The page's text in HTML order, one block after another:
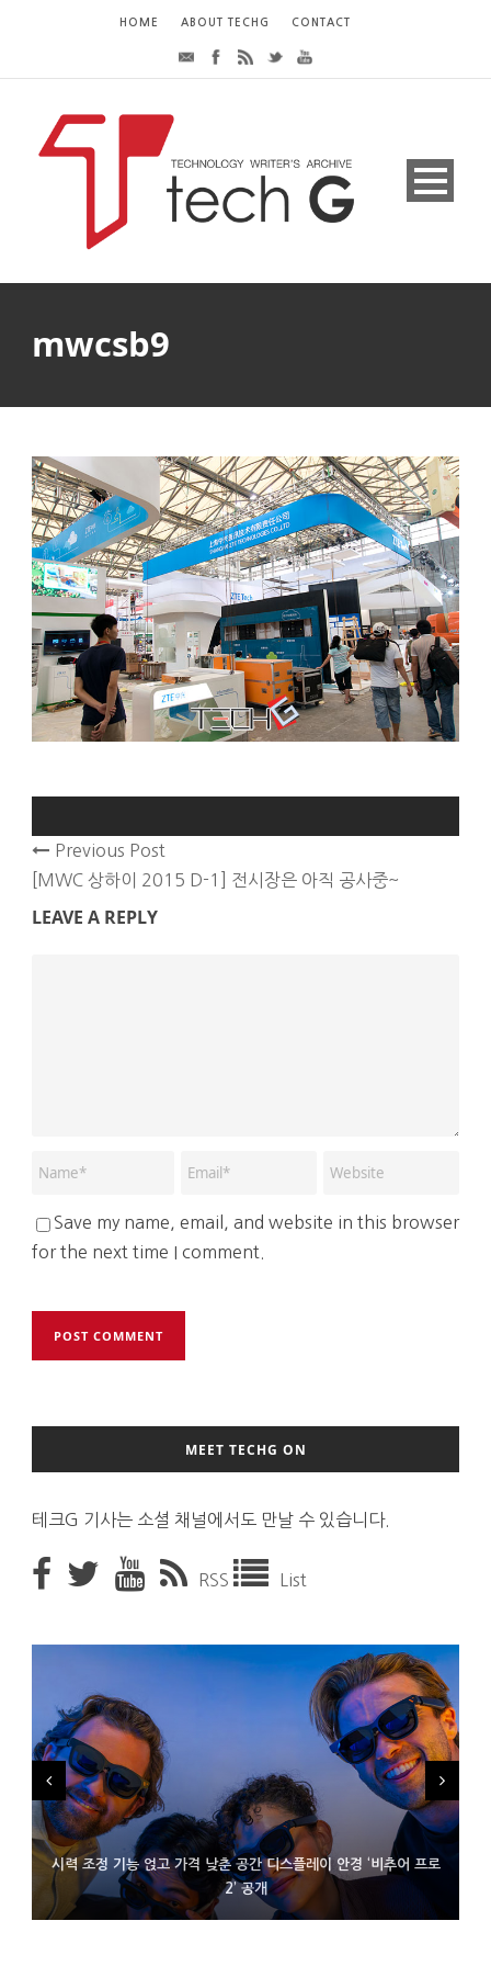
HOME ABOUT TECHG CONTACT
mwcsb9
Previous Post
[MWC 상하이 2015 D-1] 전시장은 아직 공사중~
LEAVE A REPLY
Save my name, email, and website in this browser
for the next time I comment.
MEET TECHG ON
테크G 기사는 소셜 채널에서도 만날 수 있습니다.
RSS List
시력 조정 기능 얹고 가격 낮춘 공간 디스플레이 안경 ‘비추어 프로
2’ 공개
D램 부족에 10억달러어치 아이폰18 프로세서 패키징 대기 중
300~400달러 반지형 스피커 준비하는 오픈AI